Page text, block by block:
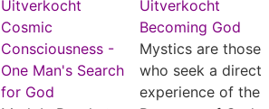
Uitverkocht
Cosmic
Consciousness -
One Man's Search
for God
Uitverkocht
Becoming God
Mystics are those
who seek a direct
experience of the